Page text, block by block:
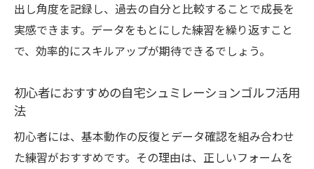
出し角度を記録し、過去の自分と比較することで成長を
実感できます。データをもとにした練習を繰り返すこと
で、効率的にスキルアップが期待できるでしょう。
初心者におすすめの自宅シュミレーションゴルフ活用
法
初心者には、基本動作の反復とデータ確認を組み合わせ
た練習がおすすめです。その理由は、正しいフォームを